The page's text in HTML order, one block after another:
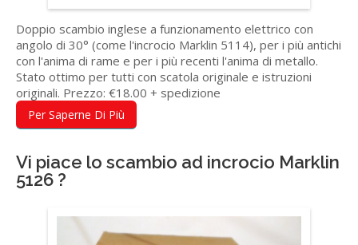
Doppio scambio inglese a funzionamento elettrico con
angolo di 30° (come l'incrocio Marklin 5114), per i più antichi
con l'anima di rame e per i più recenti l'anima di metallo.
Stato ottimo per tutti con scatola originale e istruzioni
originali. Prezzo: €18.00 + spedizione
Per Saperne Di Più
Vi piace lo scambio ad incrocio Marklin
5126 ?